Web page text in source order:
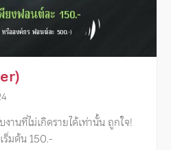
านที่ไม่เกิดรายได้เท่านั้น ถูกใจ!
ริ่มต้น 150.-